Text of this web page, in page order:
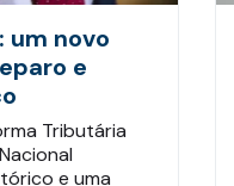
um novo
e
Tributária
e uma